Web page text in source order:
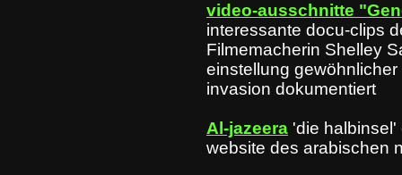
video-ausschnitte
interessante docu-clips
Filmemacherin Shelley
einstellung
invasion dokumentiert
Al-jazeera 'die
website des arabischen